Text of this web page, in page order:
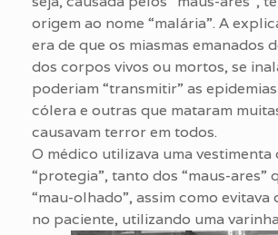
origem ao nome “malária”. A
era de que os miasmas emanados
dos corpos vivos ou mortos, se
poderiam “transmitir” as
cólera e outras que mataram
causavam terror em todos.
O médico utilizava uma vestimenta
“protegia”, tanto dos “maus-ares”
“mau-olhado”, assim como
no paciente, utilizando uma